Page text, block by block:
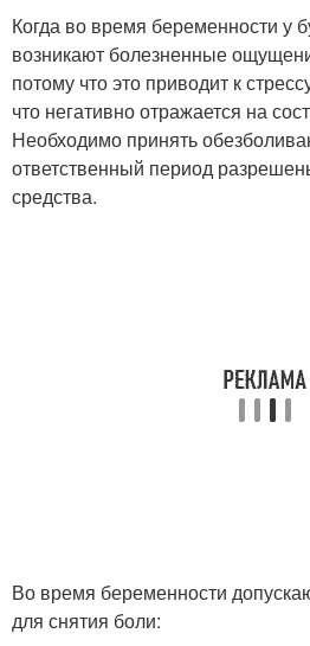
Когда во время беременности у
возникают болезненные
потому что это приводит к
что негативно отражается на
Необходимо принять
ответственный период
средства.
Во время беременности
для снятия боли: